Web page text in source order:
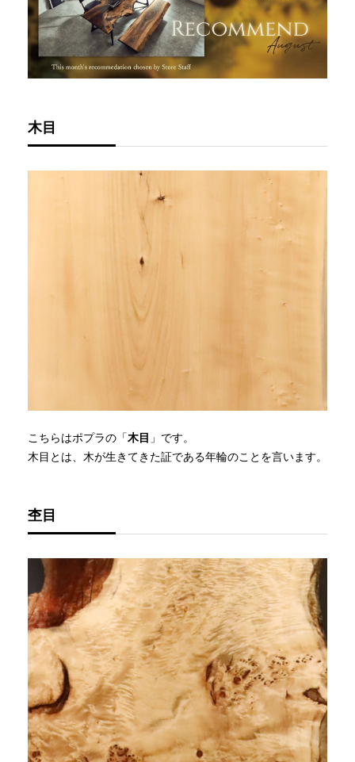
お問い合わせ
木目
こちらはポプラの「木目 」です。
木目とは、木が生きてきた証である年輪のことを言います。
杢目